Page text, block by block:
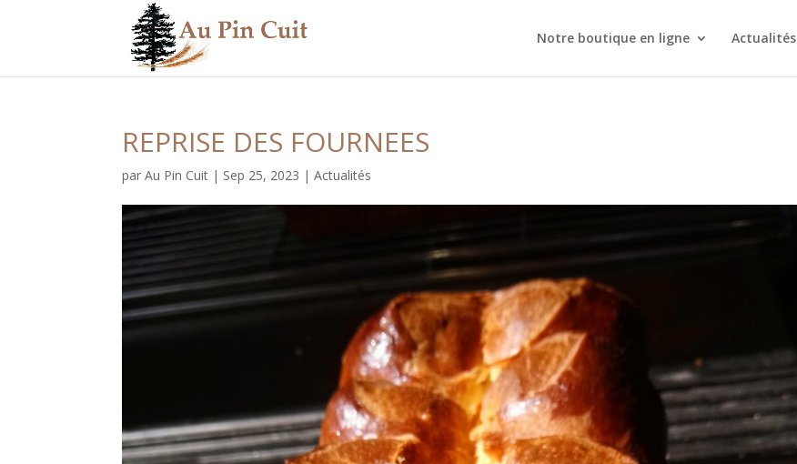
Notre boutique en ligne Actualités
REPRISE DES FOURNEES
parAu Pin Cuit | Sep 25, 2023 |Actualités